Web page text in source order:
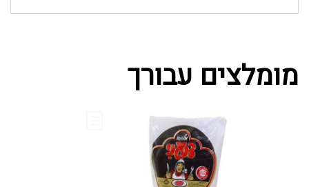
מומלצים עבורך